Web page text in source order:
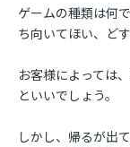
ゲームの種類は何
ち向いてほい、ど
お客様によっては
といいでしょう。
しかし、帰るが出